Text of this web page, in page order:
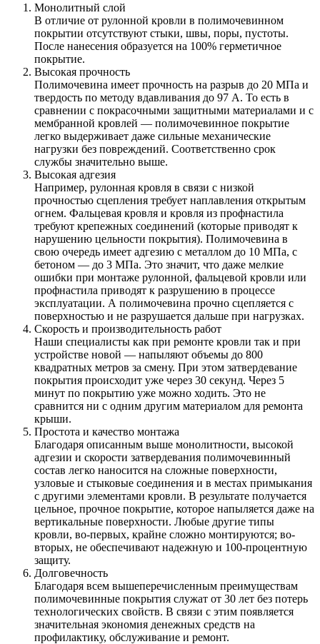
Монолитный слой
В отличие от рулонной кровли в полимочевинном
покрытии отсутствуют стыки, швы, поры, пустоты.
После нанесения образуется на 100% герметичное
покрытие.
Высокая прочность
Полимочевина имеет прочность на разрыв до 20 МПа и
твердость по методу вдавливания до 97 А. То есть в
сравнении с покрасочными защитными материалами и с
мембранной кровлей — полимочевинное покрытие
легко выдерживает даже сильные механические
нагрузки без повреждений. Соответственно срок
службы значительно выше.
Высокая адгезия
Например, рулонная кровля в связи с низкой
прочностью сцепления требует наплавления открытым
огнем. Фальцевая кровля и кровля из профнастила
требуют крепежных соединений (которые приводят к
нарушению цельности покрытия). Полимочевина в
свою очередь имеет адгезию с металлом до 10 МПа, с
бетоном — до 3 МПа. Это значит, что даже мелкие
ошибки при монтаже рулонной, фальцевой кровли или
профнастила приводят к разрушению в процессе
эксплуатации. А полимочевина прочно сцепляется с
поверхностью и не разрушается дальше при нагрузках.
Скорость и производительность работ
Наши специалисты как при ремонте кровли так и при
устройстве новой — напыляют объемы до 800
квадратных метров за смену. При этом затвердевание
покрытия происходит уже через 30 секунд. Через 5
минут по покрытию уже можно ходить. Это не
сравнится ни с одним другим материалом для ремонта
крыши.
Простота и качество монтажа
Благодаря описанным выше монолитности, высокой
адгезии и скорости затвердевания полимочевинный
состав легко наносится на сложные поверхности,
узловые и стыковые соединения и в местах примыкания
с другими элементами кровли. В результате получается
цельное, прочное покрытие, которое напыляется даже на
вертикальные поверхности. Любые другие типы
кровли, во-первых, крайне сложно монтируются; во-
вторых, не обеспечивают надежную и 100-процентную
защиту.
Долговечность
Благодаря всем вышеперечисленным преимуществам
полимочевинные покрытия служат от 30 лет без потерь
технологических свойств. В связи с этим появляется
значительная экономия денежных средств на
профилактику, обслуживание и ремонт.